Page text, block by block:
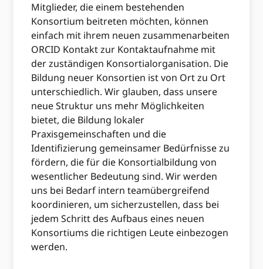
Mitglieder, die einem bestehenden
Konsortium beitreten möchten, können
einfach mit ihrem neuen zusammenarbeiten
ORCID Kontakt zur Kontaktaufnahme mit
der zuständigen Konsortialorganisation. Die
Bildung neuer Konsortien ist von Ort zu Ort
unterschiedlich. Wir glauben, dass unsere
neue Struktur uns mehr Möglichkeiten
bietet, die Bildung lokaler
Praxisgemeinschaften und die
Identifizierung gemeinsamer Bedürfnisse zu
fördern, die für die Konsortialbildung von
wesentlicher Bedeutung sind. Wir werden
uns bei Bedarf intern teamübergreifend
koordinieren, um sicherzustellen, dass bei
jedem Schritt des Aufbaus eines neuen
Konsortiums die richtigen Leute einbezogen
werden.